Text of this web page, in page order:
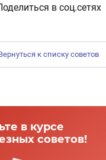
в соц.сетях
к списку советов
в курсе
советов!